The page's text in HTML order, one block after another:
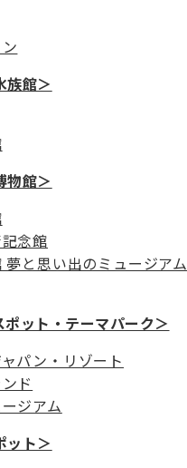
館＞
館＞
念館
と思い出のミュージアム
ット・テーマパーク＞
パン・リゾート
ド
ジアム
ト＞